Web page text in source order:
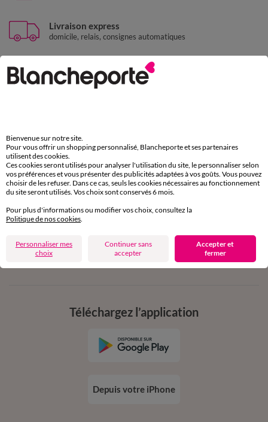
Livraison express
domicile, relais, consignes automatiques
Retours gratuits
sous 30 jours avec Mondial Relay uniquement
11€ Offerts
en vous inscrivant à la newsletter
dès 20€ d’achat
conditions dans votre email de confirmation
Téléchargez l’application
Depuis votre iPhone
Bienvenue sur notre site.
Pour vous offrir un shopping personnalisé, Blancheporte et ses partenaires
utilisent des cookies.
Ces cookies seront utilisés pour analyser l'utilisation du site, le personnaliser selon
vos préférences et vous présenter des publicités adaptées à vos goûts. Vous pouvez
choisir de les refuser. Dans ce cas, seuls les cookies nécessaires au fonctionnement
du site seront utilisés. Vos choix sont conservés 6 mois.
Pour plus d'informations ou modifier vos choix, consultez la
Politique de nos cookies
Personnaliser mes
choix
Continuer sans
accepter
Accepter et
fermer